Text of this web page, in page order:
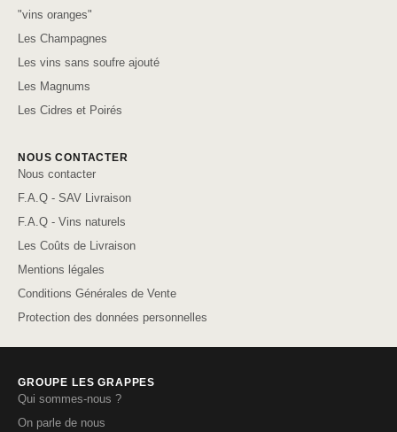
"vins oranges"
Les Champagnes
Les vins sans soufre ajouté
Les Magnums
Les Cidres et Poirés
NOUS CONTACTER
Nous contacter
F.A.Q - SAV Livraison
F.A.Q - Vins naturels
Les Coûts de Livraison
Mentions légales
Conditions Générales de Vente
Protection des données personnelles
GROUPE LES GRAPPES
Qui sommes-nous ?
On parle de nous